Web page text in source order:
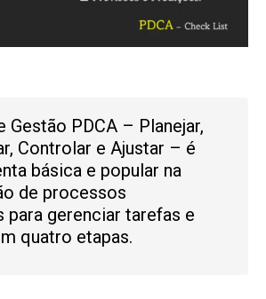
Gestão PDCA – Planejar,
Controlar e Ajustar – é
básica e popular na
de processos
para gerenciar tarefas e
quatro etapas.